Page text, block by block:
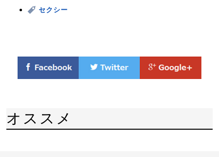
セクシー
オススメ